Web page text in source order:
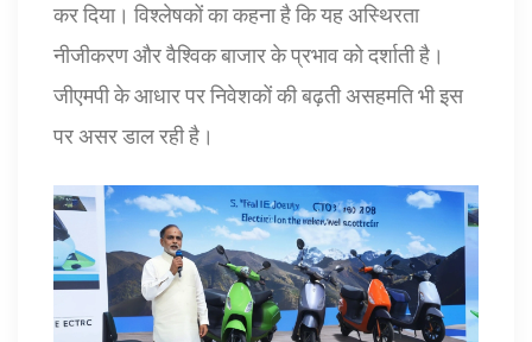
कर दिया। विश्लेषकों का कहना है कि यह अस्थिरता
नीजीकरण और वैश्विक बाजार के प्रभाव को दर्शाती है।
जीएमपी के आधार पर निवेशकों की बढ़ती असहमति भी इस
पर असर डाल रही है।